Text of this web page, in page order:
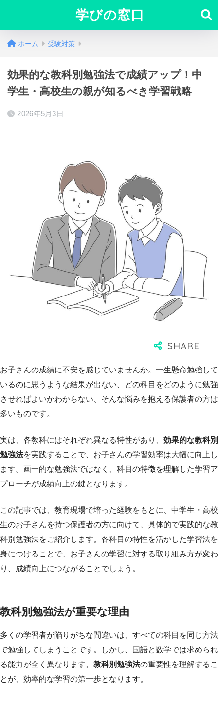
学びの窓口
ホーム 受験対策
効果的な教科別勉強法で成績アップ！中
学生・高校生の親が知るべき学習戦略
2026年5月3日
お子さんの成績に不安を感じていませんか。一生懸命勉強して
いるのに思うような結果が出ない、どの科目をどのように勉強
させればよいかわからない、そんな悩みを抱える保護者の方は
多いものです。
実は、各教科にはそれぞれ異なる特性があり、 効果的な教科別
勉強法を実践することで、お子さんの学習効率は大幅に向上し
ます。画一的な勉強法ではなく、科目の特徴を理解した学習ア
プローチが成績向上の鍵となります。
この記事では、教育現場で培った経験をもとに、中学生・高校
生のお子さんを持つ保護者の方に向けて、具体的で実践的な教
科別勉強法をご紹介します。各科目の特性を活かした学習法を
身につけることで、お子さんの学習に対する取り組み方が変わ
り、成績向上につながることでしょう。
教科別勉強法が重要な理由
多くの学習者が陥りがちな間違いは、すべての科目を同じ方法
で勉強してしまうことです。しかし、国語と数学では求められ
る能力が全く異なります。 教科別勉強法の重要性を理解するこ
とが、効率的な学習の第一歩となります。